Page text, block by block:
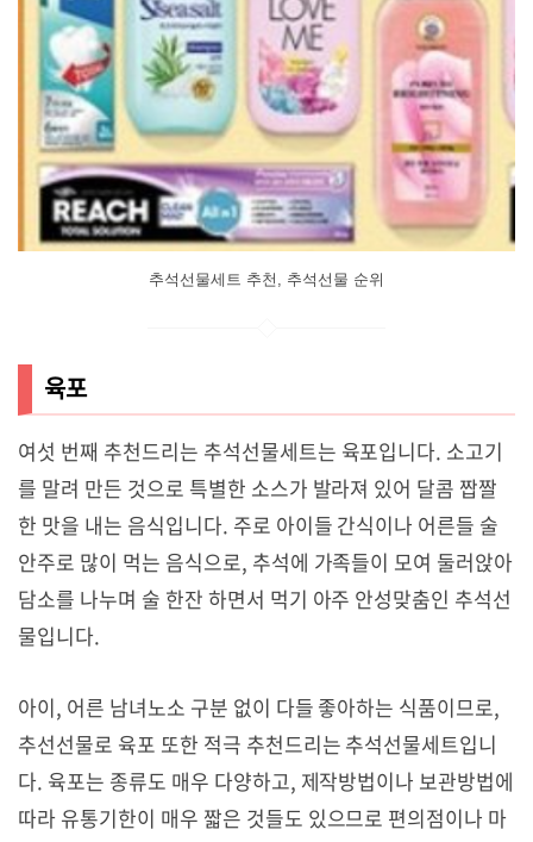
추석선물세트 추천, 추석선물 순위
육포
여섯 번째 추천드리는 추석선물세트는 육포입니다. 소고기
를 말려 만든 것으로 특별한 소스가 발라져 있어 달콤 짭짤
한 맛을 내는 음식입니다. 주로 아이들 간식이나 어른들 술
안주로 많이 먹는 음식으로, 추석에 가족들이 모여 둘러앉아
담소를 나누며 술 한잔 하면서 먹기 아주 안성맞춤인 추석선
물입니다.
아이, 어른 남녀노소 구분 없이 다들 좋아하는 식품이므로,
추선선물로 육포 또한 적극 추천드리는 추석선물세트입니
다. 육포는 종류도 매우 다양하고, 제작방법이나 보관방법에
따라 유통기한이 매우 짧은 것들도 있으므로 편의점이나 마